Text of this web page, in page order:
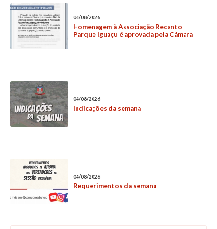
04/08/2026
Homenagem à Associação Recanto
Parque Iguaçu é aprovada pela Câmara
04/08/2026
Indicações da semana
04/08/2026
Requerimentos da semana